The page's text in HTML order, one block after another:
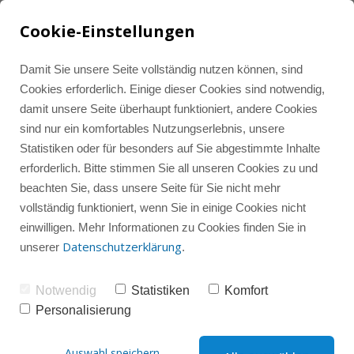
LinkedIn Marketing
Instagram Marketing
Instagram-Gruppencoaching
Sparring
Alle Beiträge
Instagram
LinkedIn
Social Media
Tools und Ressourcen
Instagram-Wissenshub
Instagram-Check
Cookie-Einstellungen
Damit Sie unsere Seite vollständig nutzen können, sind
Cookies erforderlich. Einige dieser Cookies sind notwendig,
damit unsere Seite überhaupt funktioniert, andere Cookies
sind nur ein komfortables Nutzungserlebnis, unsere
Statistiken oder für besonders auf Sie abgestimmte Inhalte
erforderlich. Bitte stimmen Sie all unseren Cookies zu und
beachten Sie, dass unsere Seite für Sie nicht mehr
vollständig funktioniert, wenn Sie in einige Cookies nicht
einwilligen. Mehr Informationen zu Cookies finden Sie in
unserer Datenschutzerklärung.
Notwendig Statistiken
Komfort
Personalisierung